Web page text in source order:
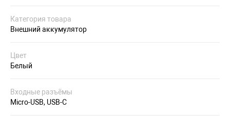
Категория товара
Внешний аккумулятор
Цвет
Белый
Входные разъёмы
Micro-USB, USB-C